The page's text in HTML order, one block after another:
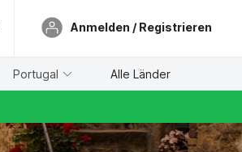
Anmelden / Registrieren
Portugal Alle Länder